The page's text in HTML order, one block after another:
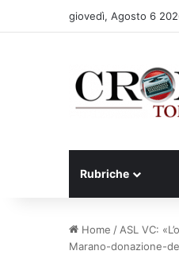
giovedì, Agosto 6
Rubriche
Home / ASL VC:
Marano-donazione-